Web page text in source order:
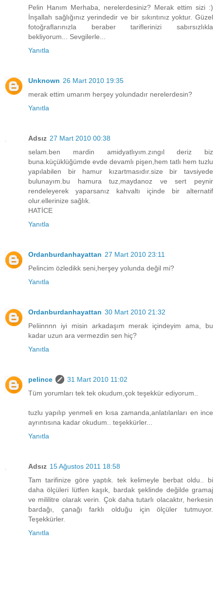
Pelin Hanım Merhaba, nerelerdesiniz? Merak ettim sizi :)
İnşallah sağlığınız yerindedir ve bir sıkıntınız yoktur. Güzel
fotoğraflarınızla beraber tariflerinizi sabırsızlıkla
bekliyorum... Sevgilerle...
Yanıtla
Unknown 26 Mart 2010 19:35
merak ettim umarım herşey yolundadır nerelerdesin?
Yanıtla
Adsız 27 Mart 2010 00:38
selam.ben mardin amidyatlıyım.zıngıl deriz biz
buna.küçüklüğümde evde devamlı pişen,hem tatlı hem tuzlu
yapılabilen bir hamur kızartmasıdır.size bir tavsiyede
bulunayım.bu hamura tuz,maydanoz ve sert peynir
rendeleyerek yaparsanız kahvaltı içinde bir alternatif
olur.ellerinize sağlık.
HATİCE
Yanıtla
Ordanburdanhayattan 27 Mart 2010 23:11
Pelincim özledikk seni,herşey yolunda değil mi?
Yanıtla
Ordanburdanhayattan 30 Mart 2010 21:32
Peliinnnn iyi misin arkadaşım merak içindeyim ama, bu
kadar uzun ara vermezdin sen hiç?
Yanıtla
pelince
31 Mart 2010 11:02
Tüm yorumları tek tek okudum,çok teşekkür ediyorum..
tuzlu yapılıp yenmeli en kısa zamanda,anlatılanları en ince
ayrıntısına kadar okudum.. teşekkürler...
Yanıtla
Adsız 15 Ağustos 2011 18:58
Tam tarifinize göre yaptık. tek kelimeyle berbat oldu.. bi
daha ölçüleri lütfen kaşık, bardak şeklinde değilde gramaj
ve mililitre olarak verin. Çok daha tutarlı olacaktır, herkesin
bardağı, çanağı farklı olduğu için ölçüler tutmuyor.
Teşekkürler.
Yanıtla